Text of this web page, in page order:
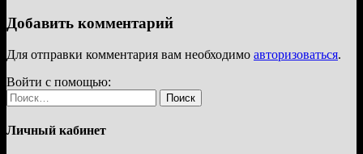
Добавить комментарий
Для отправки комментария вам необходимо авторизоваться.
Войти с помощью:
Найти:
Личный кабинет